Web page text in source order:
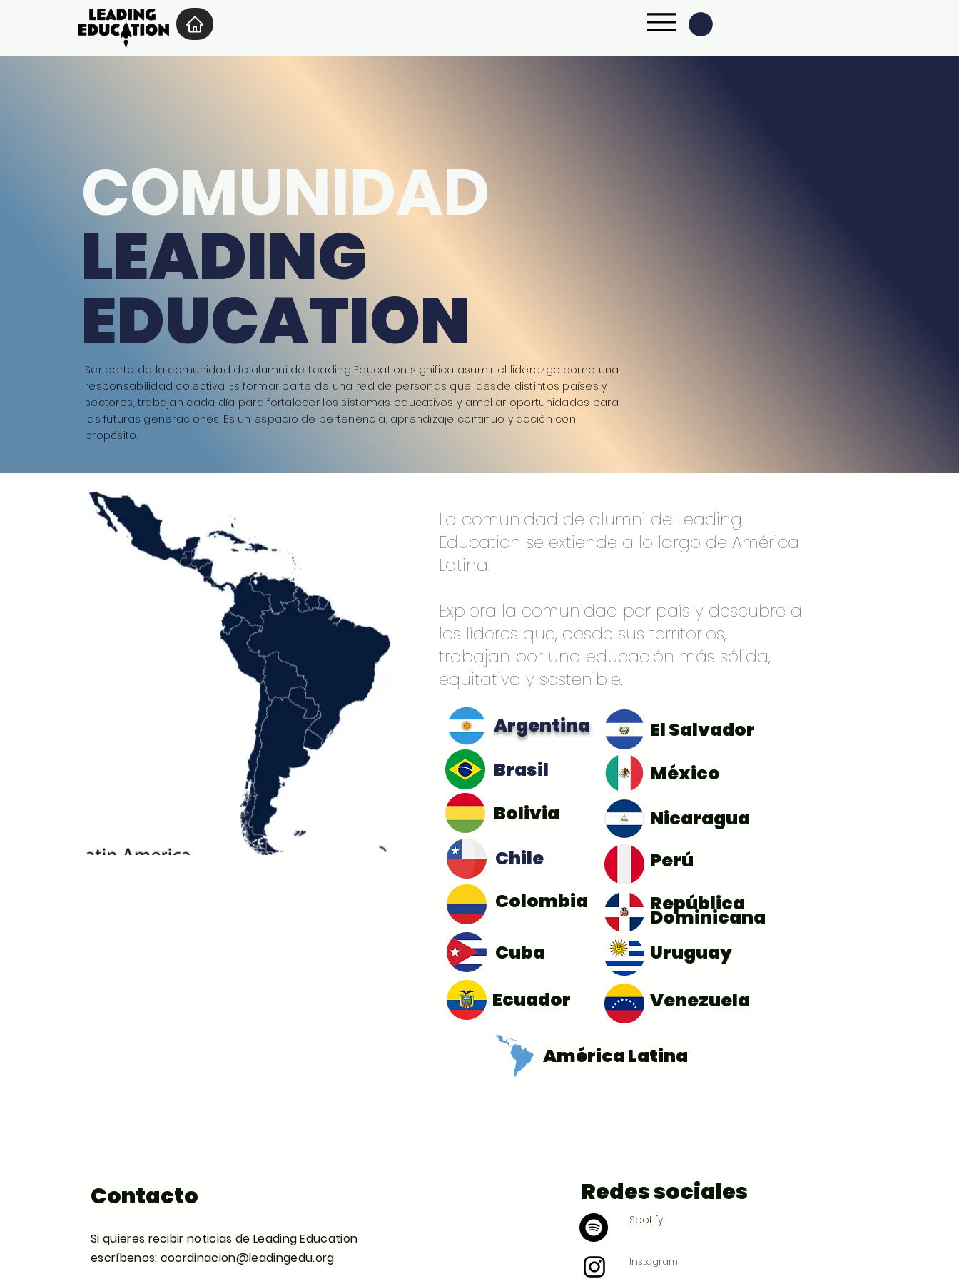
COMUNIDAD
LEADING
EDUCATION
Ser parte de la comunidad de alumni de Leading Education significa asumir el liderazgo como una
responsabilidad colectiva. Es formar parte de una red de personas que, desde distintos países y
sectores, trabajan cada día para fortalecer los sistemas educativos y ampliar oportunidades para
las futuras generaciones. Es un espacio de pertenencia, aprendizaje continuo y acción con
propósito.
La comunidad de alumni de Leading
Education se extiende a lo largo de América
Latina.
Explora la comunidad por país y descubre a
los líderes que, desde sus territorios,
trabajan por una educación más sólida,
equitativa y sostenible.
Argentina
El Salvador
Brasil
México
Bolivia
Nicaragua
Chile
Perú
Colombia
República
Dominicana
Cuba
Uruguay
Ecuador
Venezuela
América Latina
Contacto
Si quieres recibir noticias de Leading Education
escríbenos: coordinacion@leadingedu.org
Redes sociales
Spotify
Instagram